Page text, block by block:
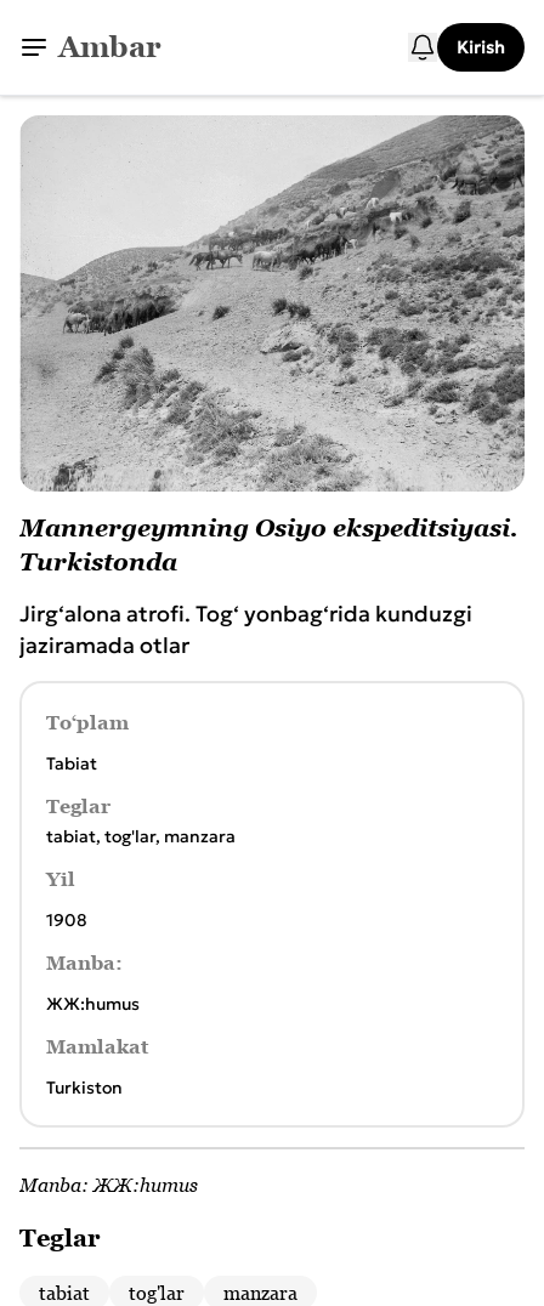
Ambar Kirish
Mannergeymning Osiyo ekspeditsiyasi.
Turkistonda
Jirg‘alona atrofi. Tog‘ yonbag‘rida kunduzgi
jaziramada otlar
To‘plam
Tabiat
Teglar
tabiat, tog'lar, manzara
Yil
1908
Manba:
ЖЖ:humus
Mamlakat
Turkiston
Manba: ЖЖ:humus
Teglar
tabiat tog'lar manzara